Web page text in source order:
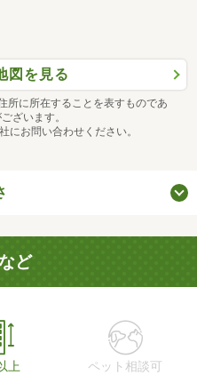
図を見る
所に所在することを表すものであ
ざいます。
にお問い合わせください。
ど
上 ペット相談可